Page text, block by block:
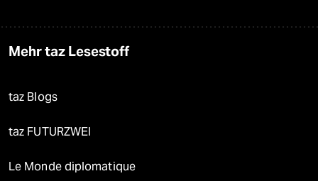
Mehr taz Lesestoff
taz Blogs
taz FUTURZWEI
Le Monde diplomatique